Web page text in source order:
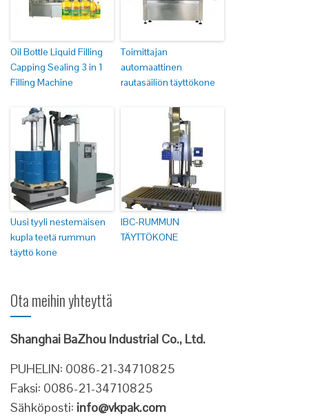
Oil Bottle Liquid Filling
Capping Sealing 3 in 1
Filling Machine
Toimittajan
automaattinen
rautasäiliön täyttökone
Uusi tyyli nestemäisen
kupla teetä rummun
täyttö kone
IBC-RUMMUN
TÄYTTÖKONE
Ota meihin yhteyttä
Shanghai BaZhou Industrial Co., Ltd.
PUHELIN: 0086-21-34710825
Faksi: 0086-21-34710825
Sähköposti: info@vkpak.com